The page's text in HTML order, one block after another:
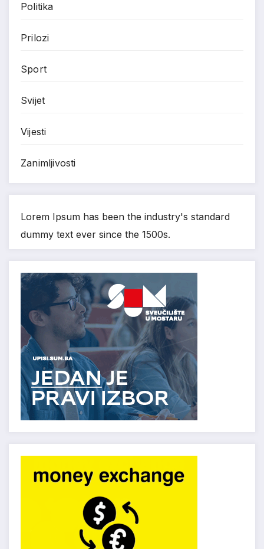
Politika
Prilozi
Sport
Svijet
Vijesti
Zanimljivosti
Lorem Ipsum has been the industry's standard
dummy text ever since the 1500s.